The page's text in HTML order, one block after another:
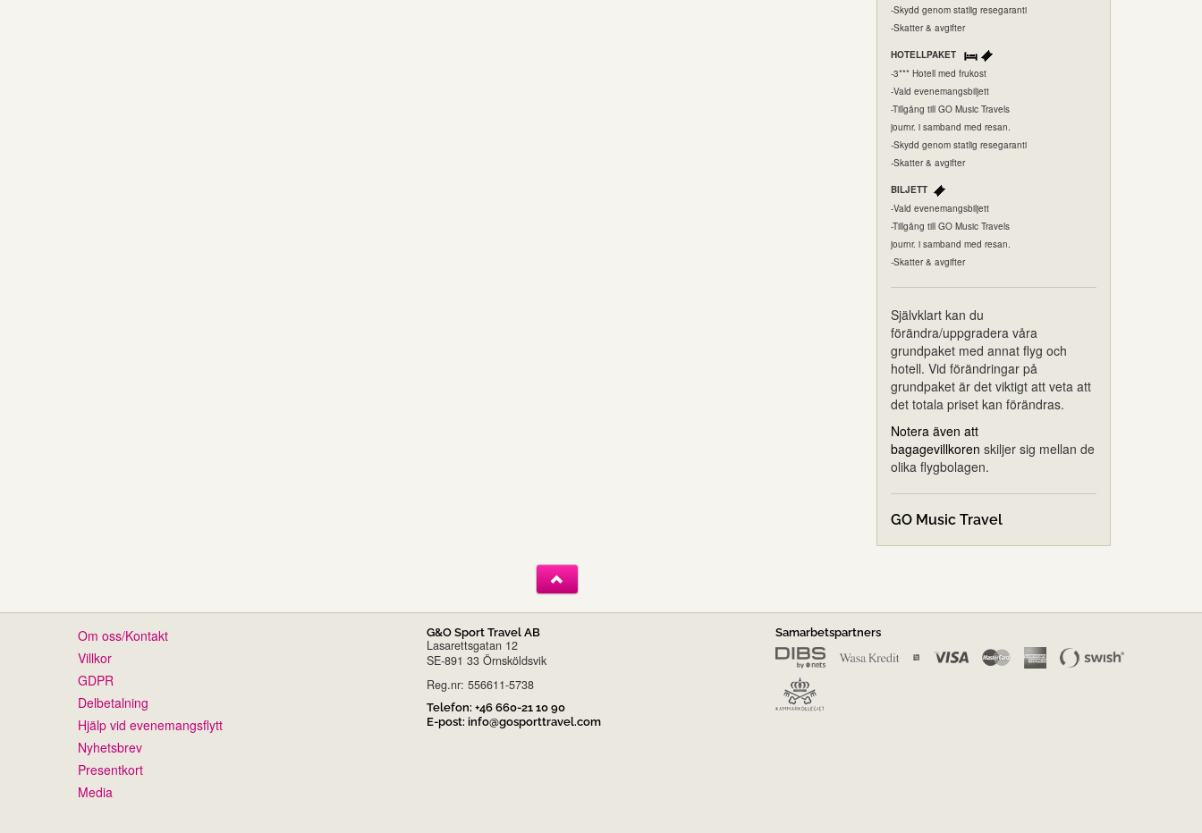
-Skydd genom statlig resegaranti
-Skatter & avgifter
HOTELLPAKET
-3*** Hotell med frukost
-Vald evenemangsbiljett
-Tillgång till GO Music Travels
journr. i samband med resan.
-Skydd genom statlig resegaranti
-Skatter & avgifter
BILJETT
-Vald evenemangsbiljett
-Tillgång till GO Music Travels
journr. i samband med resan.
-Skatter & avgifter
Självklart kan du
förändra/uppgradera våra
grundpaket med annat flyg och
hotell. Vid förändringar på
grundpaket är det viktigt att veta att
det totala priset kan förändras.
Notera även att
bagagevillkoren skiljer sig mellan de
olika flygbolagen.
GO Music Travel
Om oss/Kontakt
Villkor
GDPR
Delbetalning
Hjälp vid evenemangsflytt
Nyhetsbrev
Presentkort
Media
G&O Sport Travel AB
Lasarettsgatan 12
SE-891 33 Örnsköldsvik
Reg.nr: 556611-5738
Telefon: +46 660-21 10 90
E-post: info@gosporttravel.com
Samarbetspartners